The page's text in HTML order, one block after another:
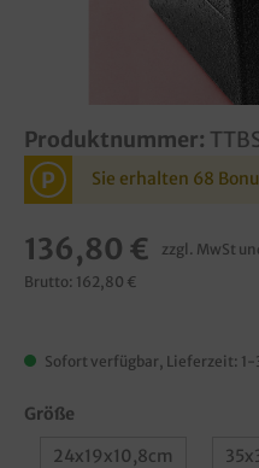
Produktnummer:
P Sie erhalten 68
136,80 € zzgl. MwSt
Brutto: 162,80 €
Sofort verfügbar, Lieferzeit: 1-
Größe
24x19x10,8cm